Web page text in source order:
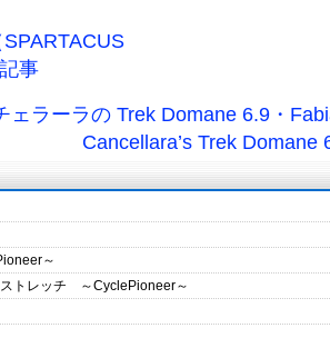
事
ラーラの Trek Domane 6.9・
Cancellara’s Trek Domane
～
ストレッチ ～CyclePioneer～